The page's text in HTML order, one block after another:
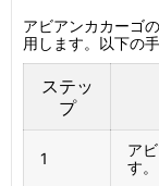
アビアンカカーゴ
用します。以下の
ステッ
プ
1
ア
す。